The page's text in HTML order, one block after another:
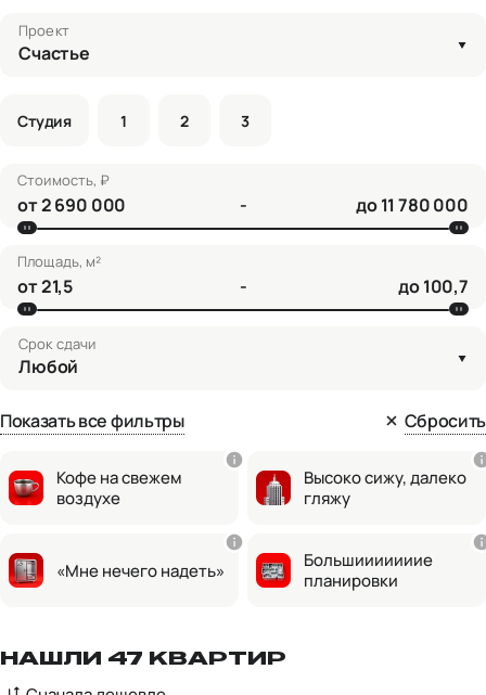
Проект
Счастье
Студия 1 2 3
Стоимость, ₽
от - до
Площадь, м²
от - до
Срок сдачи
Любой
Показать все фильтры Сбросить
Кофе на свежем
воздухе
Высоко сижу, далеко
гляжу
«Мне нечего надеть»
Большииииииие
планировки
НАШЛИ 47 КВАРТИР